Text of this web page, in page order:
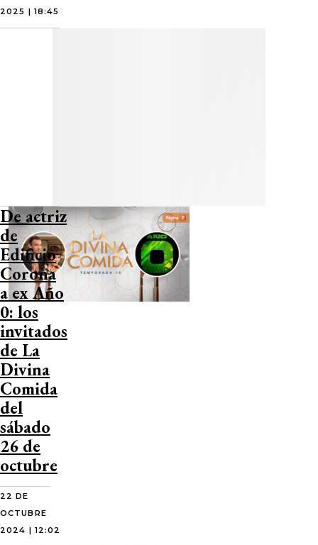
2025 | 18:45
De actriz
de
Edificio
Corona
a ex Año
0: los
invitados
de La
Divina
Comida
del
sábado
26 de
octubre
22 DE
OCTUBRE
2024 | 12:02